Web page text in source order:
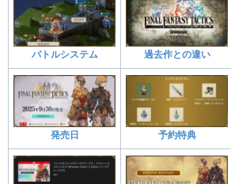
バトルシステム 過去作との違い
発売日 予約特典